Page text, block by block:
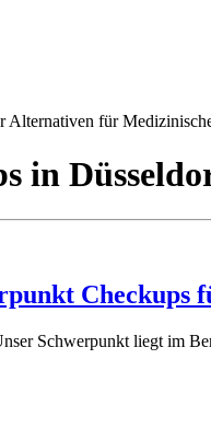
für
in
Schwerpunkt liegt im